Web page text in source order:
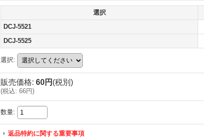
選択
DCJ-5521
DCJ-5525
選択:
販売価格: 60円 (税別)
(税込: 66円)
数量:
返品特約に関する重要事項